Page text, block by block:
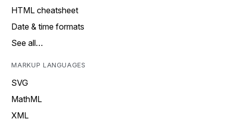
HTML cheatsheet
Date & time formats
See all…
MARKUP LANGUAGES
SVG
MathML
XML